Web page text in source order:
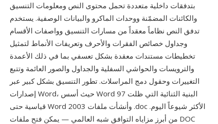
بتدفقات داخلية متعددة تحمل محتوى النص ومعلومات التنسيق
والكائنات المضمّنة ووحدات الماكرو والبيانات الوصفية. يستخدم
تدفق النص نظاماً معقداً من مسارات التنسيق وواصفات الأقسام
وجداول خصائص الفقرات والأحرف وتعريفات الأنماط لتمثيل
تخطيطات مستندات معقدة بشكل تعسفي بما في ذلك الأعمدة
والترويسات والحواشي السفلية والجداول والصور العائمة وتتبع
التغييرات وحقول دمج المراسلات. تطور التنسيق بشكل كبير عبر
إصدارات Word، حيث أسس Word 97 البنية الثنائية التي ظلت
قياسية حتى Word 2003 وأنشأت ملفات .doc الأكثر شيوعاً اليوم.
من أبرز مزاياه التوافق شبه العالمي — يمكن فتح ملفات DOC